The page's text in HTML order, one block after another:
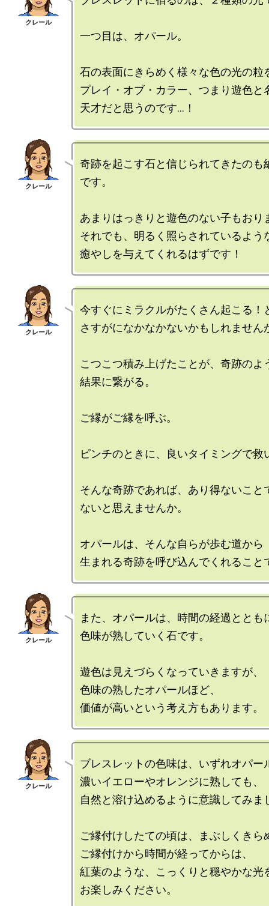
一つ目は、オパール。
石の表面にきらめく様々な色の光の粒
プレイ・オブ・カラー、つまり遊色と
奇跡を起こす石と信じられてきたのも
です。
あまりはっきりと遊色のない子もおり
それでも、明るく照らされているよう
今すぐにミラクルがたくさん起こる！
さすがになかなかないかもしれません
こつこつ積み上げたことが、奇跡のよ
結果に繋がる。
ご縁がご縁を呼ぶ。
ピンチのときに、良いタイミングで救
そんな奇跡であれば、あり得ないこと
ないと思えませんか。
オパールは、そんな自らが歩む道から
また、オパールは、時間の経過ととも
色味が熟していく石です。
遊色は見えづらくなっていきますが、
色味の熟したオパールほど、
ブレスレットの色味は、いずれオパー
濃いイエローやオレンジに熟しても、
自然と溶け込めるように意識してみま
ご縁付けしたての頃は、まぶしくきら
ご縁付けから時間が経ってからは、
紅葉のような、こっくりと穏やかな光